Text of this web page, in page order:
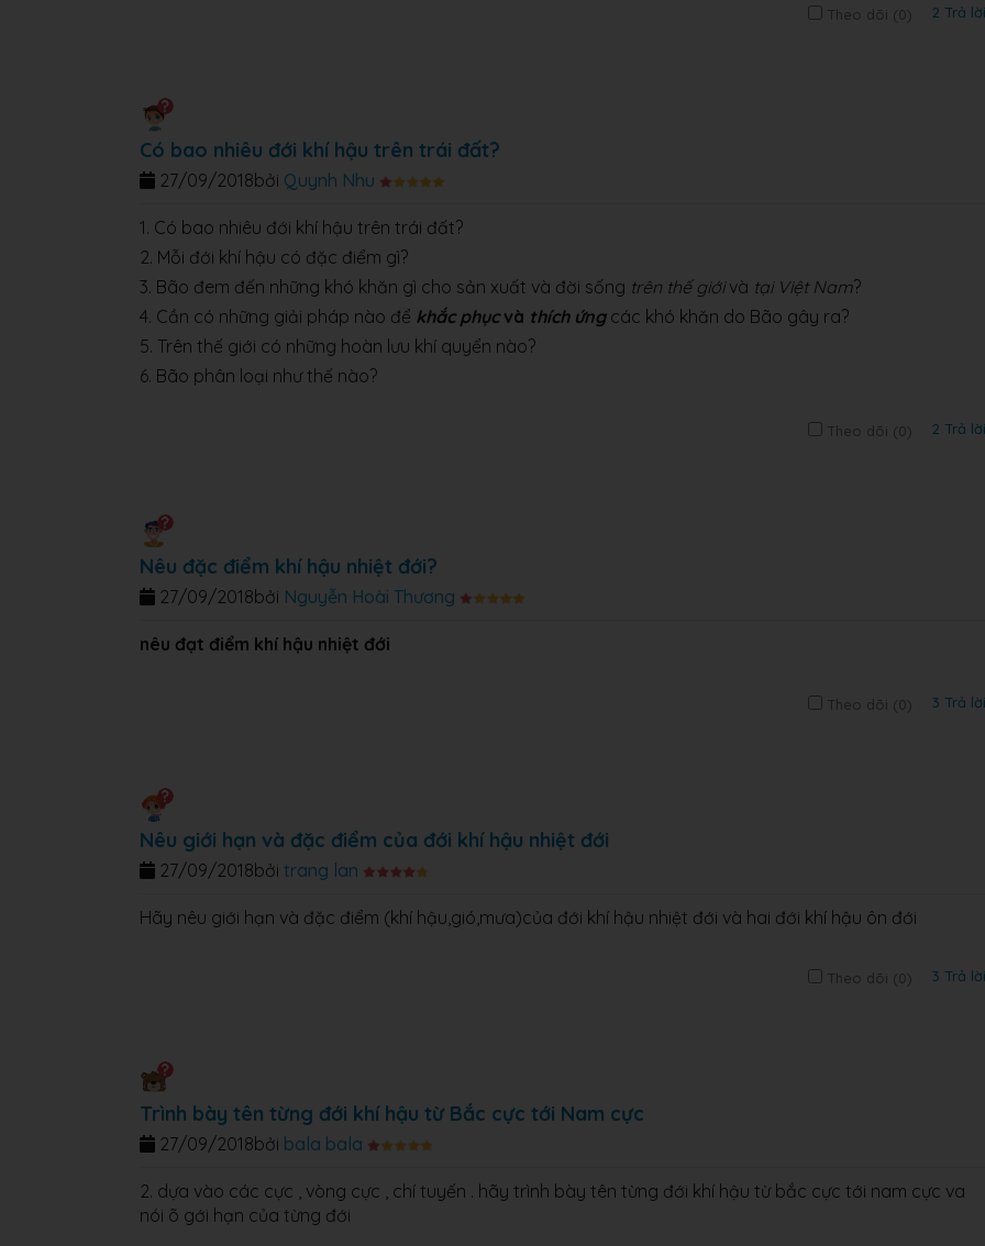
Theo dõi (0) 2 Trả lời
Có bao nhiêu đới khí hậu trên trái đất?
bởi Quynh Nhu
27/09/2018
1. Có bao nhiêu đới khí hậu trên trái đất?
2. Mỗi đới khí hậu có đặc điểm gì?
3. Bão đem đến những khó khăn gì cho sản xuất và đời sống trên thế giớivà tại Việt Nam?
4. Cần có những giải pháp nào để khắc phụcvà thích ứngcác khó khăn do Bão gây ra?
5. Trên thế giới có những hoàn lưu khí quyển nào?
6. Bão phân loại như thế nào?
Theo dõi (0) 2 Trả lời
Nêu đặc điểm khí hậu nhiệt đới?
bởi Nguyễn Hoài Thương
27/09/2018
nêu đạt điểm khí hậu nhiệt đới
Theo dõi (0) 3 Trả lời
Nêu giới hạn và đặc điểm của đới khí hậu nhiệt đới
bởi trang lan
27/09/2018
Hãy nêu giới hạn và đặc điểm (khí hậu,gió,mưa)của đới khí hậu nhiệt đới và hai đới khí hậu ôn đới
Theo dõi (0) 3 Trả lời
Trình bày tên từng đới khí hậu từ Bắc cực tới Nam cực
bởi bala bala
27/09/2018
2. dựa vào các cực , vòng cực , chí tuyến . hãy trình bày tên từng đới khí hậu từ bắc cực tới nam cực va
nói õ gới hạn của từng đới